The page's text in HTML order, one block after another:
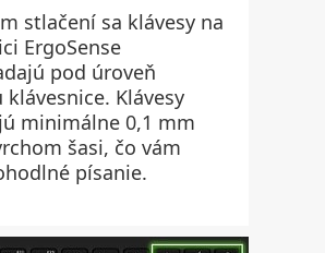
stlačení sa klávesy na
ErgoSense
pod úroveň
klávesnice. Klávesy
minimálne 0,1 mm
šasi, čo vám
písanie.